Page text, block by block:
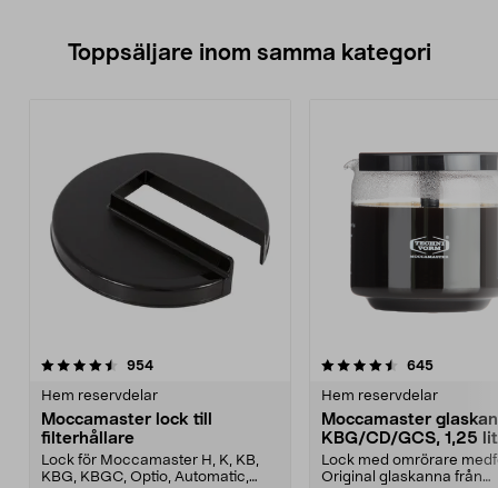
Toppsäljare inom samma kategori
954recensioner
Hem reservdelar
Moccamaster lock till
filterhållare
Lock för Moccamaster H, K, KB,
KBG, KBGC, Optio, Automatic,
4.5 av 5 stjärnor 645
Hem reservdelar
Moccamaster
KBG/CD/GCS, 1,25
Lock med omrörare
Original glaskanna från
4.5 av 5 stjärnor